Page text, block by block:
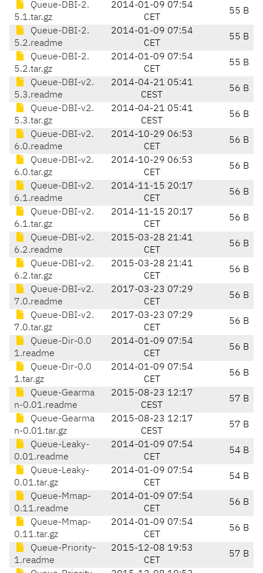
Queue-DBI-2.
5.1.tar.gz
2014-01-09 07:54
CET
55 B
Queue-DBI-2.
5.2.readme
2014-01-09 07:54
CET
55 B
Queue-DBI-2.
5.2.tar.gz
2014-01-09 07:54
CET
55 B
Queue-DBI-v2.
5.3.readme
2014-04-21 05:41
CEST
56 B
Queue-DBI-v2.
5.3.tar.gz
2014-04-21 05:41
CEST
56 B
Queue-DBI-v2.
6.0.readme
2014-10-29 06:53
CET
56 B
Queue-DBI-v2.
6.0.tar.gz
2014-10-29 06:53
CET
56 B
Queue-DBI-v2.
6.1.readme
2014-11-15 20:17
CET
56 B
Queue-DBI-v2.
6.1.tar.gz
2014-11-15 20:17
CET
56 B
Queue-DBI-v2.
6.2.readme
2015-03-28 21:41
CET
56 B
Queue-DBI-v2.
6.2.tar.gz
2015-03-28 21:41
CET
56 B
Queue-DBI-v2.
7.0.readme
2017-03-23 07:29
CET
56 B
Queue-DBI-v2.
7.0.tar.gz
2017-03-23 07:29
CET
56 B
Queue-Dir-0.0
1.readme
2014-01-09 07:54
CET
56 B
Queue-Dir-0.0
1.tar.gz
2014-01-09 07:54
CET
56 B
Queue-Gearma
n-0.01.readme
2015-08-23 12:17
CEST
57 B
Queue-Gearma
n-0.01.tar.gz
2015-08-23 12:17
CEST
57 B
Queue-Leaky-
0.01.readme
2014-01-09 07:54
CET
54 B
Queue-Leaky-
0.01.tar.gz
2014-01-09 07:54
CET
54 B
Queue-Mmap-
0.11.readme
2014-01-09 07:54
CET
56 B
Queue-Mmap-
0.11.tar.gz
2014-01-09 07:54
CET
56 B
Queue-Priority-
1.readme
2015-12-08 19:53
CET
57 B